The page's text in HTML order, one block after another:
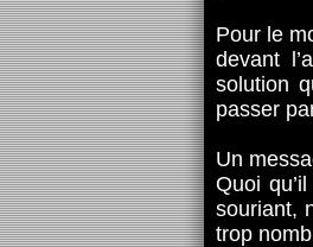
Pour le
devant
solution
passer
Un
Quoi
souriant,
trop